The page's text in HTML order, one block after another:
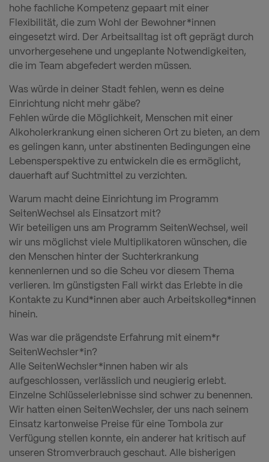
hohe fachliche Kompetenz gepaart mit einer
Flexibilität, die zum Wohl der Bewohner*innen
eingesetzt wird. Der Arbeitsalltag ist oft geprägt durch
unvorhergesehene und ungeplante Notwendigkeiten,
die im Team abgefedert werden müssen.
Was würde in deiner Stadt fehlen, wenn es deine
Einrichtung nicht mehr gäbe?
Fehlen würde die Möglichkeit, Menschen mit einer
Alkoholerkrankung einen sicheren Ort zu bieten, an dem
es gelingen kann, unter abstinenten Bedingungen eine
Lebensperspektive zu entwickeln die es ermöglicht,
dauerhaft auf Suchtmittel zu verzichten.
Warum macht deine Einrichtung im Programm
SeitenWechsel als Einsatzort mit?
Wir beteiligen uns am Programm SeitenWechsel, weil
wir uns möglichst viele Multiplikatoren wünschen, die
den Menschen hinter der Suchterkrankung
kennenlernen und so die Scheu vor diesem Thema
verlieren. Im günstigsten Fall wirkt das Erlebte in die
Kontakte zu Kund*innen aber auch Arbeitskolleg*innen
hinein.
Was war die prägendste Erfahrung mit einem*r
SeitenWechsler*in?
Alle SeitenWechsler*innen haben wir als
aufgeschlossen, verlässlich und neugierig erlebt.
Einzelne Schlüsselerlebnisse sind schwer zu benennen.
Wir hatten einen SeitenWechsler, der uns nach seinem
Einsatz kartonweise Preise für eine Tombola zur
Verfügung stellen konnte, ein anderer hat kritisch auf
unseren Stromverbrauch geschaut. Alle bisherigen